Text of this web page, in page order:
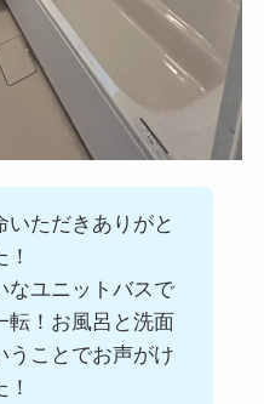
いただきありがと
なユニットバスで
転！お風呂と洗面
うことでお声がけ